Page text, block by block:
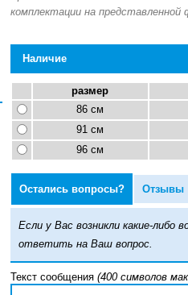
Наличие
размер
86 см
91 см
96 см
Остались вопросы? Отзывы
Если у Вас возникли какие-
ответить на Ваш вопрос.
Текст сообщения (400 символов